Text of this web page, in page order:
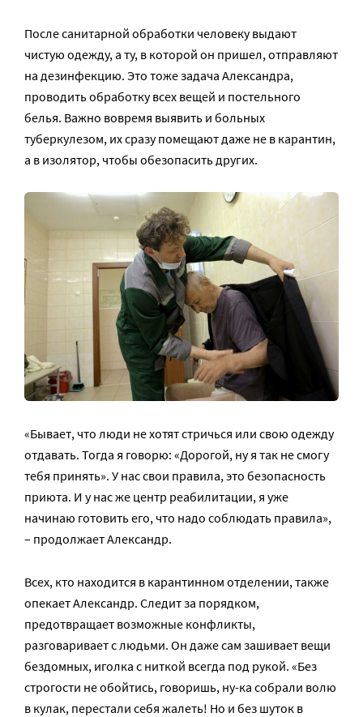
После санитарной обработки человеку выдают
чистую одежду, а ту, в которой он пришел, отправляют
на дезинфекцию. Это тоже задача Александра,
проводить обработку всех вещей и постельного
белья. Важно вовремя выявить и больных
туберкулезом, их сразу помещают даже не в карантин,
а в изолятор, чтобы обезопасить других.
«Бывает, что люди не хотят стричься или свою одежду
отдавать. Тогда я говорю: «Дорогой, ну я так не смогу
тебя принять». У нас свои правила, это безопасность
приюта. И у нас же центр реабилитации, я уже
начинаю готовить его, что надо соблюдать правила»,
– продолжает Александр.
Всех, кто находится в карантинном отделении, также
опекает Александр. Следит за порядком,
предотвращает возможные конфликты,
разговаривает с людьми. Он даже сам зашивает вещи
бездомных, иголка с ниткой всегда под рукой. «Без
строгости не обойтись, говоришь, ну-ка собрали волю
в кулак, перестали себя жалеть! Но и без шуток в